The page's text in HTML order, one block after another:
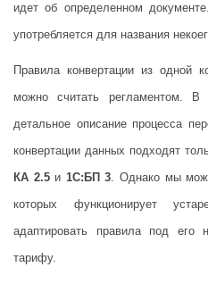
идет об определенном
употребляется для названия
Правила конвертации из одной
можно считать регламентом. В
детальное описание процесса
конвертации данных подходят
КА 2.5и 1С:БП 3. Однако мы
которых функционирует
адаптировать правила под его
тарифу.